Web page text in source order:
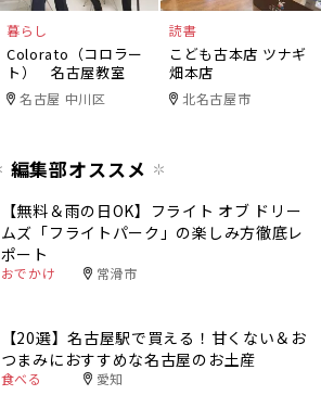
暮らし
Colorato（コロラー
ト） 名古屋教室
名古屋 中川区
読書
こども古本店 ツナギ
畑本店
北名古屋市
編集部オススメ
【無料＆雨の日OK】フライト オブ ドリー
ムズ「フライトパーク」の楽しみ方徹底レ
ポート
おでかけ 常滑市
【20選】名古屋駅で買える！甘くない＆お
つまみにおすすめな名古屋のお土産
食べる 愛知